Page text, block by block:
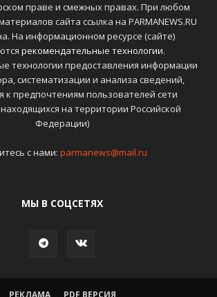
праве и смежных правах. При любом
сайта ссылка на PARMANEWS.RU
На информационном ресурсе (сайте)
рекомендательные технологии.
технологии предоставления информации
систематизации и анализа сведений,
к предпочтениям пользователей сети
на территории Российской
Федерации)
с нами: parmanews@mail.ru
МЫ В СОЦСЕТЯХ
РЕКЛАМА PDF ВЕРСИЯ